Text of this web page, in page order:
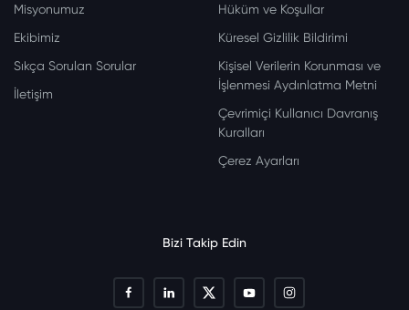
Misyonumuz
Ekibimiz
Sıkça Sorulan Sorular
İletişim
Hüküm ve Koşullar
Küresel Gizlilik Bildirimi
Kişisel Verilerin Korunması ve
İşlenmesi Aydınlatma Metni
Çevrimiçi Kullanıcı Davranış
Kuralları
Çerez Ayarları
Bizi Takip Edin